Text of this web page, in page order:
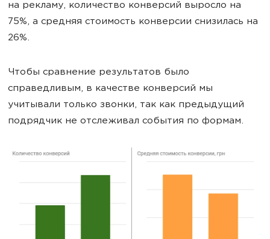
на рекламу, количество конверсий выросло на
75%, а средняя стоимость конверсии снизилась на
26%.
Чтобы сравнение результатов было
справедливым, в качестве конверсий мы
учитывали только звонки, так как предыдущий
подрядчик не отслеживал события по формам.